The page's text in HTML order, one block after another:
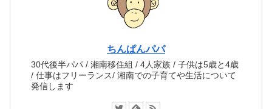
ちんぱんパパ
30代後半パパ / 湘南移住組 / 4人家族 / 子供は5歳と4歳
/ 仕事はフリーランス/ 湘南での子育てや生活について
発信します